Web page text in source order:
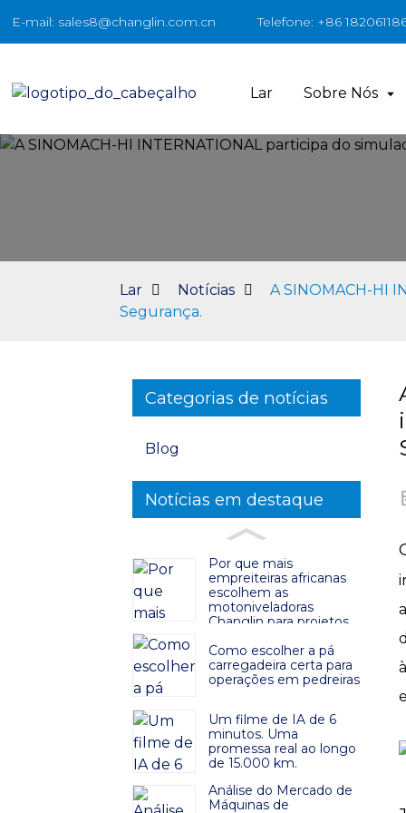
E-mail: sales8@changlin.com.cn Telefone: +86
Lar Sobre Nós
Lar Notícias
A SINOMACH-HI
Segurança.
Categorias de notícias
Blog
Notícias em destaque
Por que mais
empreiteiras africanas
escolhem as
motoniveladoras
Changlin para projetos
Como escolher a pá
carregadeira certa para
operações em pedreiras
Um filme de IA de 6
minutos. Uma
promessa real ao longo
de 15.000 km.
Análise do Mercado de
Máquinas de